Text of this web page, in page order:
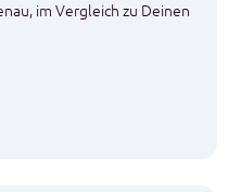
im Vergleich zu Deinen